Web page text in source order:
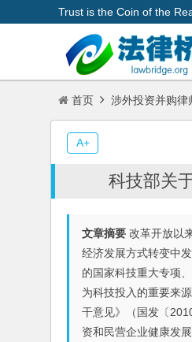
Trust is the Coin of the
首页 涉外投资并购律
科技部关
文章摘要 改革开放以
经济发展方式转变中
的国家科技重大专项
为科技投入的重要来
干意见》（国发〔
资和民营企业健康发
A+